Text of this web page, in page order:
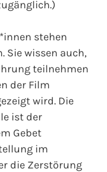
stehen
Sie wissen auch,
teilnehmen
der Film
wird. Die
ist der
Gebet
im
die Zerstörung